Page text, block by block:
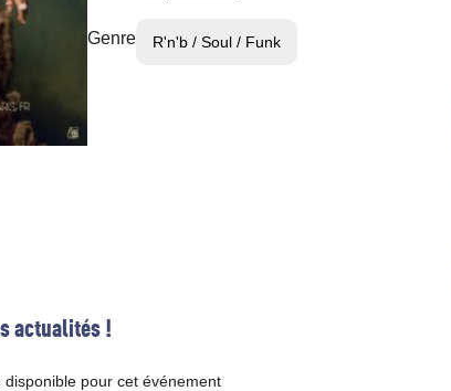
Genre R'n'b / Soul / Funk
actualités !
pour cet événement